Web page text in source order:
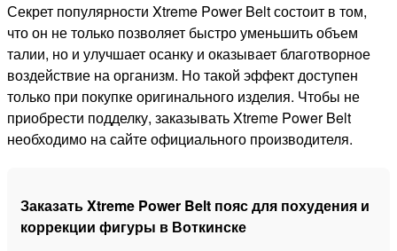
Секрет популярности Xtreme Power Belt состоит в том,
что он не только позволяет быстро уменьшить объем
талии, но и улучшает осанку и оказывает благотворное
воздействие на организм. Но такой эффект доступен
только при покупке оригинального изделия. Чтобы не
приобрести подделку, заказывать Xtreme Power Belt
необходимо на сайте официального производителя.
Заказать Xtreme Power Belt пояс для похудения и
коррекции фигуры в Воткинске